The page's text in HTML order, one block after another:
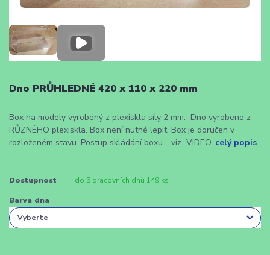
Dno PRŮHLEDNÉ 420 x 110 x 220 mm
Box na modely vyrobený z plexiskla síly 2 mm. Dno vyrobeno z
RŮZNÉHO plexiskla. Box není nutné lepit. Box je doručen v
rozloženém stavu. Postup skládání boxu - viz VIDEO. celý popis
Dostupnost do 5 pracovních dnů 149 ks
Barva dna